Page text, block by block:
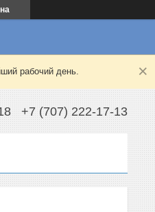
рабочий день.
+7 (707) 222-17-13